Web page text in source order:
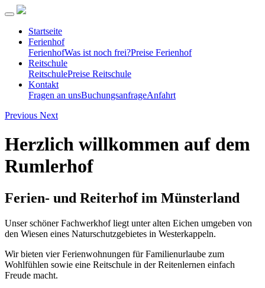
Startseite
Ferienhof
FerienhofWas ist noch frei?Preise Ferienhof
Reitschule
ReitschulePreise Reitschule
Kontakt
Fragen an unsBuchungsanfrageAnfahrt
Previous Next
Herzlich willkommen auf dem
Rumlerhof
Ferien- und Reiterhof im Münsterland
Unser schöner Fachwerkhof liegt unter alten Eichen umgeben von
den Wiesen eines Naturschutzgebietes in Westerkappeln.
Wir bieten vier Ferienwohnungen für Familienurlaube zum
Wohlfühlen sowie eine Reitschule in der Reitenlernen einfach
Freude macht.